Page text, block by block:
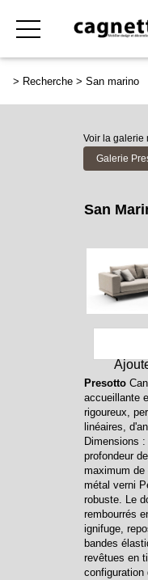
> Recherche > San marino
Voir la galerie
Galerie
San
Presotto
accueillante
rigoureux,
linéaires,
Dimensions
profondeur
maximum de
métal verni
robuste. Le
rembourrés
ignifuge,
bandes
revêtues en
configuration